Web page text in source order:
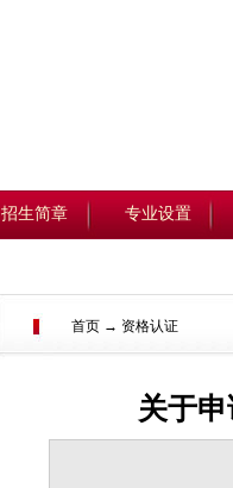
招生简章 专业设置
首页 → 资格认证
关于